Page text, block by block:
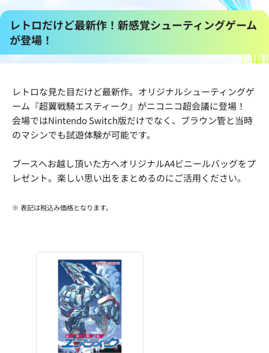
レトロだけど最新作！新感覚シューティングゲーム
が登場！
レトロな見た目だけど最新作。オリジナルシューティングゲ
ーム『超翼戦騎エスティーク』がニコニコ超会議に登場！
会場ではNintendo Switch版だけでなく、ブラウン管と当時
のマシンでも試遊体験が可能です。
ブースへお越し頂いた方へオリジナルA4ビニールバッグをプ
レゼント。楽しい思い出をまとめるのにご活用ください。
※ 表記は税込み価格となります。